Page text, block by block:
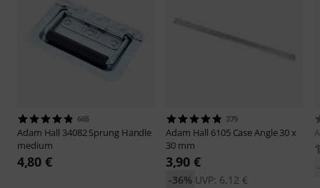
665
Adam Hall 34082 Sprung Handle
medium
4,80 €
379
Adam Hall 6105 Case Angle 30 x
30 mm
3,90 €
UVP: 6,12 €
-36%